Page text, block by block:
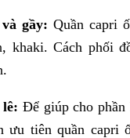
gầy: Quần capri
khaki. Cách phối
Để giúp cho phần
ưu tiên quần capri